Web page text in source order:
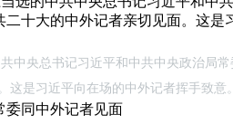
央总书记习近平和中共中央政治局常
是习近平向在场的中外记者挥手致意。